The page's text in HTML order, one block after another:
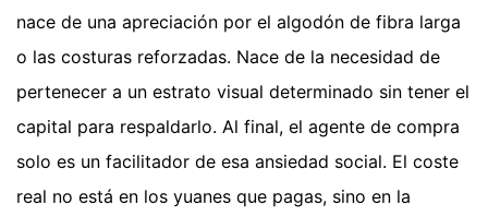
nace de una apreciación por el algodón de fibra larga
o las costuras reforzadas. Nace de la necesidad de
pertenecer a un estrato visual determinado sin tener el
capital para respaldarlo. Al final, el agente de compra
solo es un facilitador de esa ansiedad social. El coste
real no está en los yuanes que pagas, sino en la